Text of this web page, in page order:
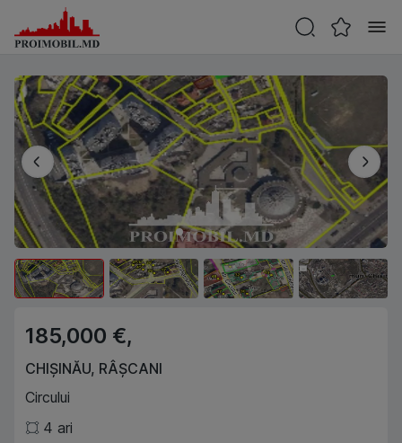
185,000 €,
CHIȘINĂU, RÂȘCANI
Circului
4 ari